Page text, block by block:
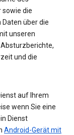
die
über die
unseren
Absturzberichte,
und die
auf Ihrem
wenn Sie eine
Dienst
Android-Gerät mit